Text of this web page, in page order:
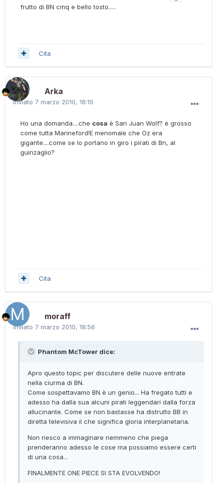
frutto di BN cmq e bello tosto.....
Cita
Arka
Inviato 7 marzo 2010, 18:10
Ho una domanda....che cosa è San Juan Wolf? è grosso
come tutta Marineford!E menomale che Oz era
gigante....come se lo portano in giro i pirati di Bn, al
guinzaglio?
Cita
moraff
Inviato 7 marzo 2010, 18:56
Phantom McTower dice:
Apro questo topic per discutere delle nuove entrate
nella ciurma di BN.
Come sospettavamo BN è un genio... Ha fregato tutti e
adesso ha dalla sua alcuni pirati leggendari dalla forza
allucinante. Come se non bastasse ha distrutto BB in
diretta televisiva il che significa gloria interplanetaria.
Non riesco a immaginare nemmeno che piega
prenderanno adesso le cose ma possiamo essere certi
di una cosa...
FINALMENTE ONE PIECE SI STA EVOLVENDO!